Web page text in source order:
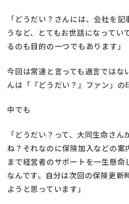
「どうだい？さんには、会社を
うなど、とてもお世話になってい
るのも目的の一つでもあります」
今回は常連と言っても過言ではな
んは「『どうだい？』ファン」の
中でも
「どうだい？って、大同生命さ
ね？それなのに保険加入などの案
まで経営者のサポートを一生懸命
なんです。自分は次回の保険更新
ようと思っています」